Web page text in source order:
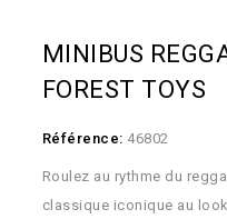
MINIBUS
FOREST TOYS
Référence: 46802
Roulez au rythme du
classique iconique au